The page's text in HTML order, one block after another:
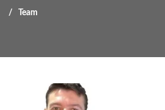
Team